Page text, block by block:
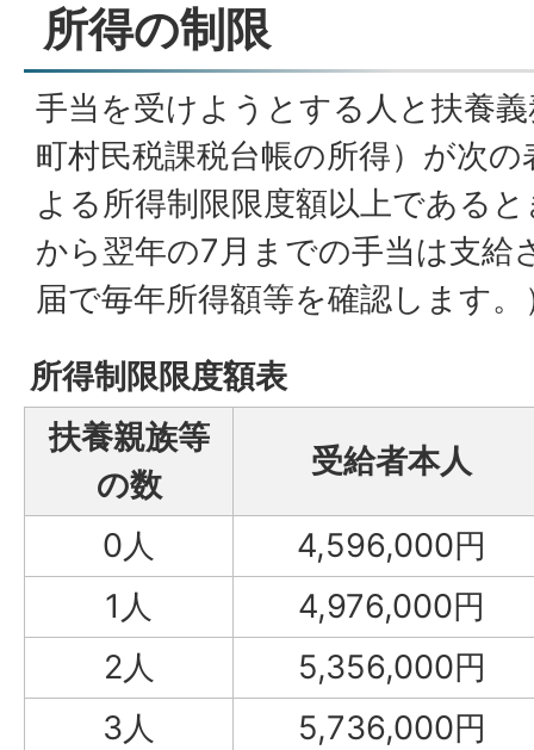
所得の制限
手当を受けようとする人と扶養
町村民税課税台帳の所得）が次
よる所得制限限度額以上である
から翌年の7月までの手当は支給
届で毎年所得額等を確認します。
所得制限限度額表
扶養親族等
の数
受給者本人
0人
4,596,000円
1人
4,976,000円
2人
5,356,000円
3人
5,736,000円